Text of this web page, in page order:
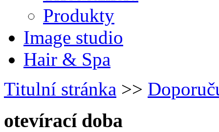
Produkty
Image studio
Hair & Spa
Titulní stránka >>
otevírací doba